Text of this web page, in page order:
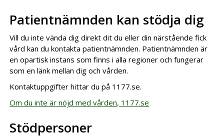
Patientnämnden kan stödja dig
Vill du inte vända dig direkt dit du eller din närstående fick
vård kan du kontakta patientnämnden. Patientnämnden är
en opartisk instans som finns i alla regioner och fungerar
som en länk mellan dig och vården.
Kontaktuppgifter hittar du på 1177.se.
Om du inte är nöjd med vården, 1177.se
Stödpersoner